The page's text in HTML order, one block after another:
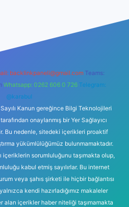
backlinkpaneli@gmail.com Teams:
Whatsapp: 0262 606 0 726 Telegram:
@karabul
Kanun gereğince Bilgi Teknolojileri
onaylanmış bir Yer Sağlayıcı
Bu nedenle, sitedeki içerikleri proaktif
yükümlülüğümüz bulunmamaktadır.
içeriklerin sorumluluğunu taşımakta olup,
kabul etmiş sayılırlar. Bu internet
veya şahıs şirketi ile hiçbir bağlantısı
kendi hazırladığımız makaleler
alan içerikler haber niteliği taşımamakta